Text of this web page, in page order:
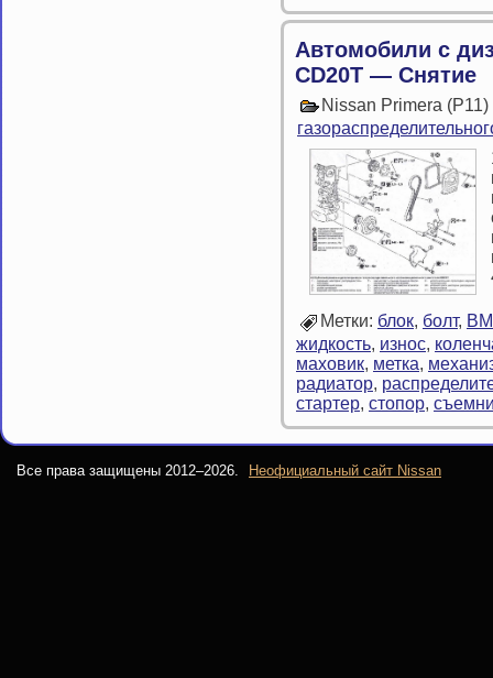
Автомобили с
CD20T — Снятие
Nissan Primera
Метки: блок, болт,
жидкость, износ,
маховик, метка,
радиатор,
стартер, стопор,
Все права защищены 2012–2026. Неофициальный сайт Nissan